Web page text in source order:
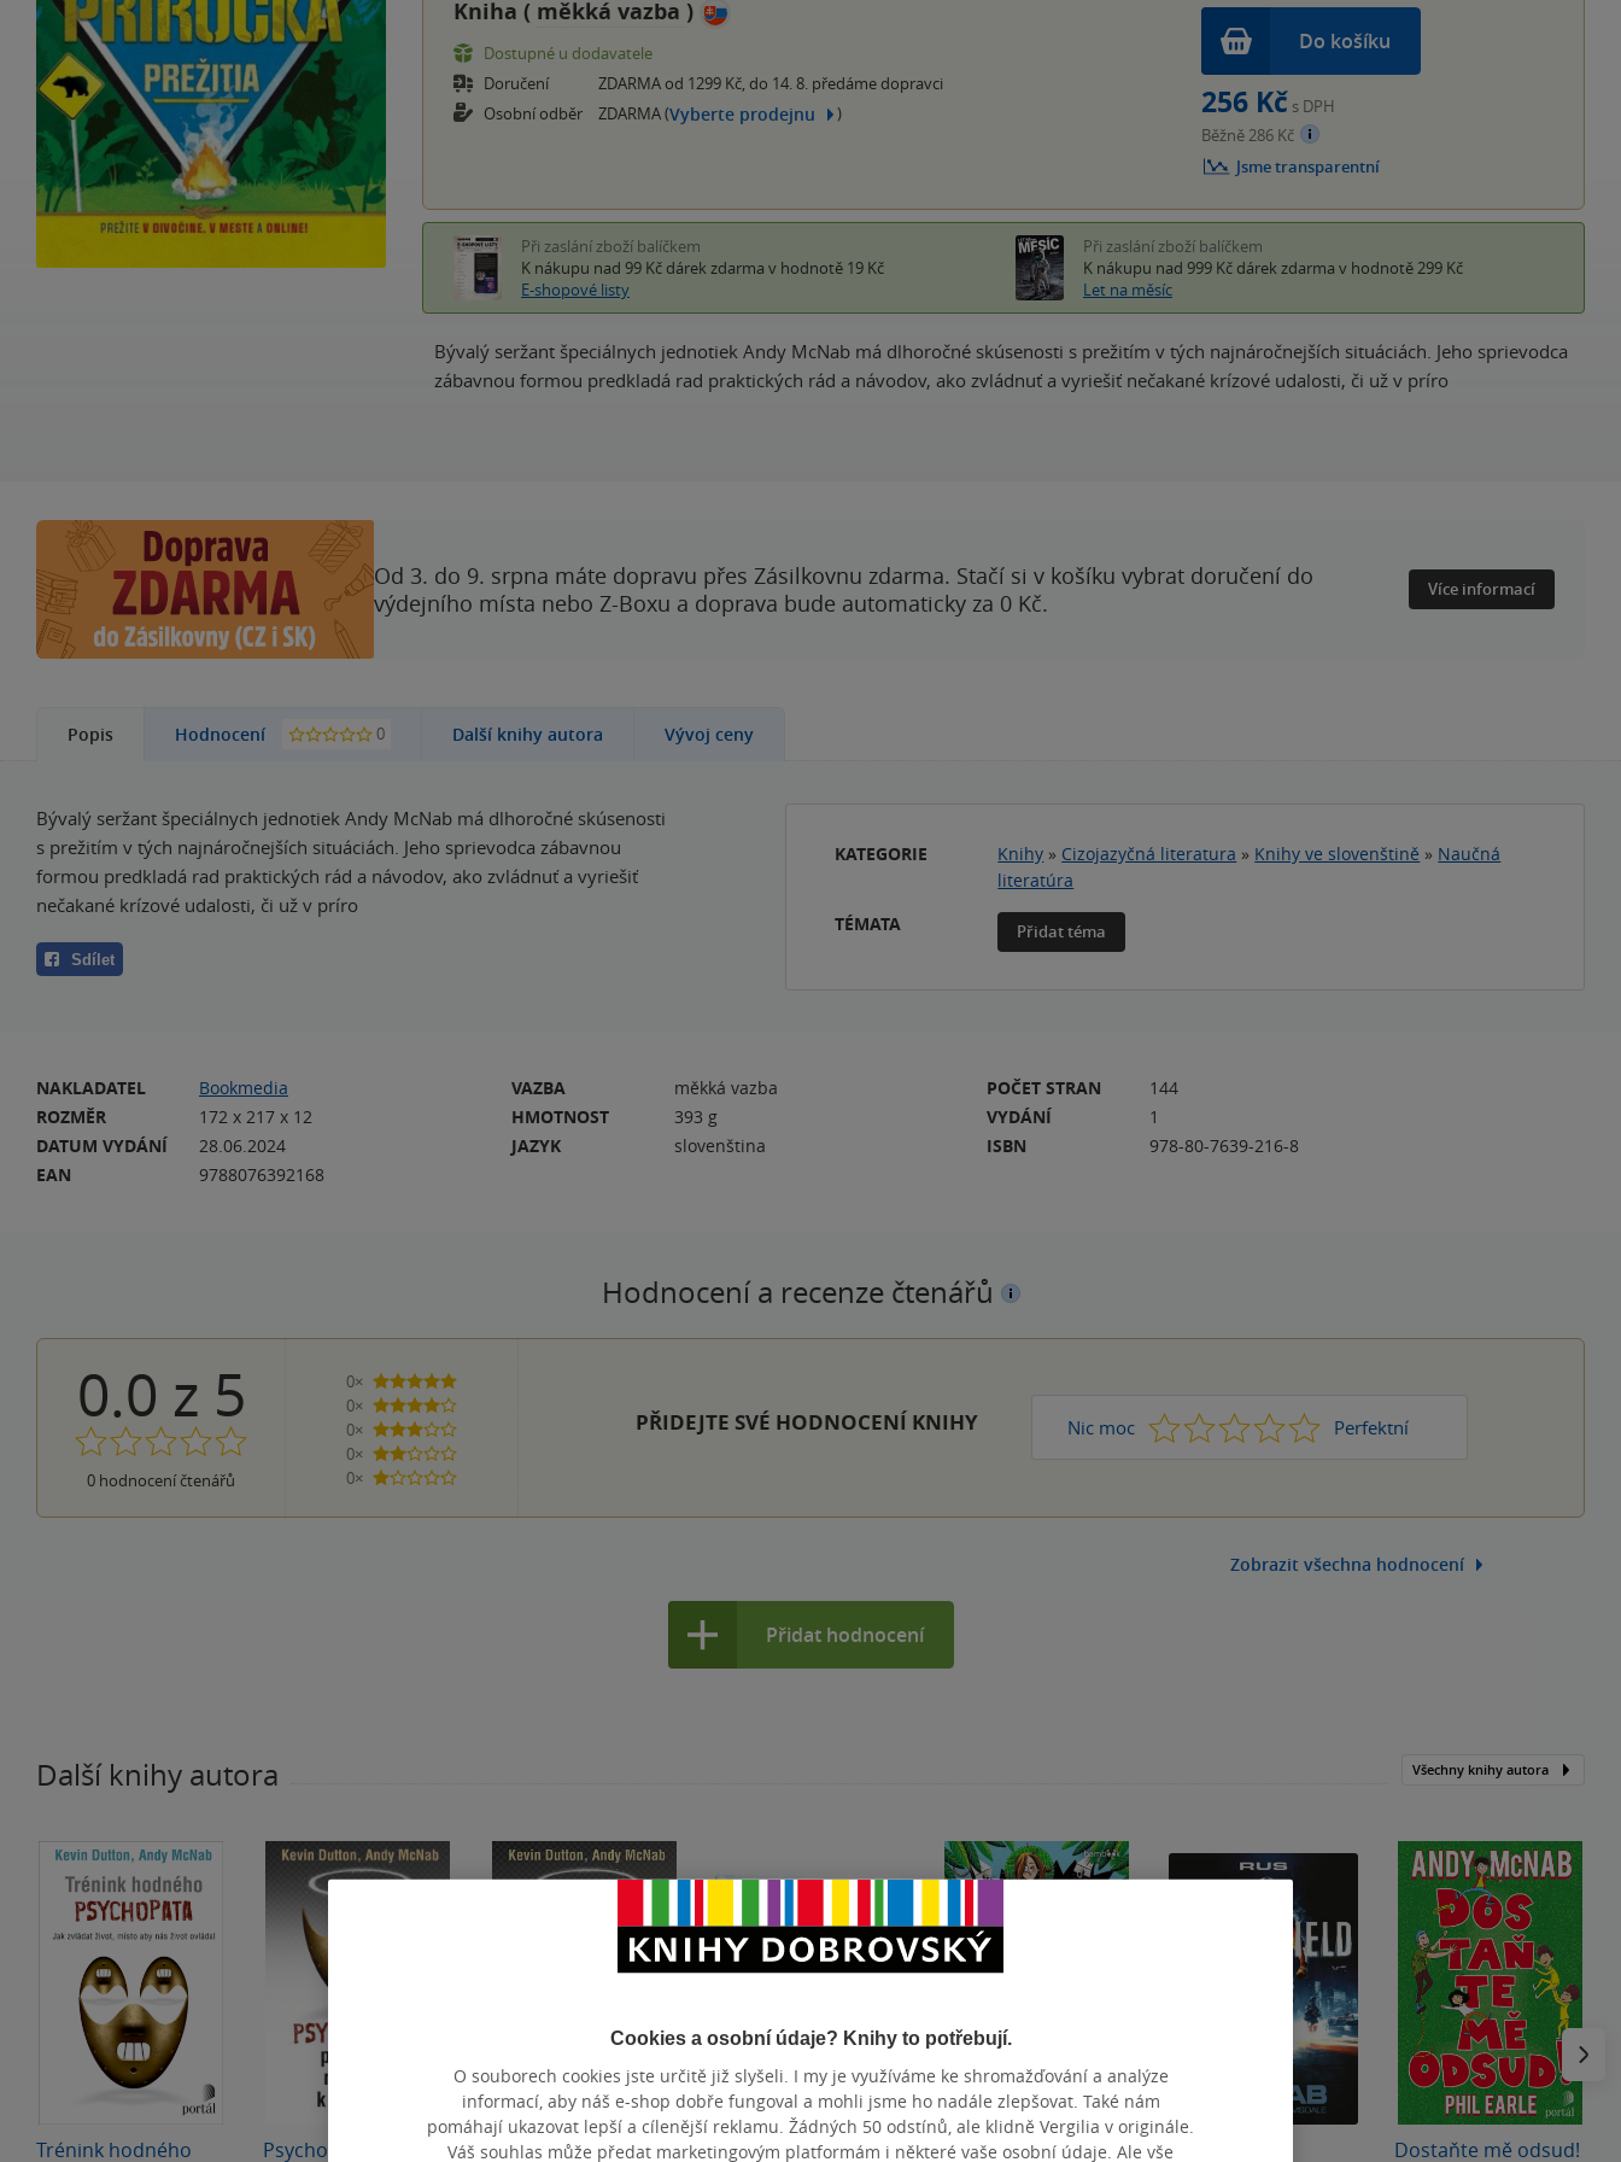
Kniha ( měkká vazba )
Dostupné u dodavatele
Doručení
ZDARMA od 1299 Kč, do 14. 8. předáme dopravci
Osobní odběr
ZDARMA (Vyberte prodejnu )
Do košíku
256 Kč s DPH
Běžně 286 Kč
Jsme transparentní
Při zaslání zboží balíčkem
K nákupu nad 99 Kč dárek zdarma v hodnotě 19 Kč
E-shopové listy
Při zaslání zboží balíčkem
K nákupu nad 999 Kč dárek zdarma v hodnotě 299 Kč
Let na měsíc
Bývalý seržant špeciálnych jednotiek Andy McNab má dlhoročné skúsenosti s prežitím v tých najnáročnejších situáciách. Jeho sprievodca
zábavnou formou predkladá rad praktických rád a návodov, ako zvládnuť a vyriešiť nečakané krízové udalosti, či už v príro
Od 3. do 9. srpna máte dopravu přes Zásilkovnu zdarma. Stačí si v košíku vybrat doručení do
výdejního místa nebo Z-Boxu a doprava bude automaticky za 0 Kč.
Více informací
Popis Hodnocení 0 Další knihy autora Vývoj ceny
Bývalý seržant špeciálnych jednotiek Andy McNab má dlhoročné skúsenosti
s prežitím v tých najnáročnejších situáciách. Jeho sprievodca zábavnou
formou predkladá rad praktických rád a návodov, ako zvládnuť a vyriešiť
nečakané krízové udalosti, či už v príro
Sdílet
KATEGORIE Knihy » Cizojazyčná literatura » Knihy ve slovenštině » Naučná
literatúra
TÉMATA
Přidat téma
NAKLADATEL
Bookmedia
ROZMĚR
172 x 217 x 12
DATUM VYDÁNÍ
28.06.2024
EAN
9788076392168
VAZBA
měkká vazba
HMOTNOST
393 g
JAZYK
slovenština
POČET STRAN
144
VYDÁNÍ
1
ISBN
978-80-7639-216-8
Hodnocení a recenze čtenářů
0.0 z 5
0 hodnocení čtenářů
0×
5 hvězdiček
0×
4 hvězdičky
0×
3 hvězdičky
0×
2 hvězdičky
0×
1 hvezdička
PŘIDEJTE SVÉ HODNOCENÍ KNIHY Nic moc 1 2 3 4 Perfektní
5
Zobrazit všechna hodnocení
Přidat hodnocení
Další knihy autora Všechny knihy autora
Trénink hodného
Psychopatův
Psychopatův
Praktická příručka
Maminka je špionka Rus Dostaňte mě odsud!
Cookies a osobní údaje? Knihy to potřebují.
O souborech cookies jste určitě již slyšeli. I my je využíváme ke shromažďování a analýze
informací, aby náš e-shop dobře fungoval a mohli jsme ho nadále zlepšovat. Také nám
pomáhají ukazovat lepší a cílenější reklamu. Žádných 50 odstínů, ale klidně Vergilia v originále.
Váš souhlas může předat marketingovým platformám i některé vaše osobní údaje. Ale vše